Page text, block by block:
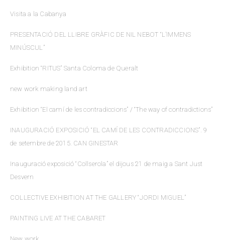
Visita a la Cabanya
PRESENTACIÓ DEL LLIBRE GRÀFIC DE NIL NEBOT “L’IMMENS
MINÚSCUL”
Exhibition “RITUS” Santa Coloma de Queralt
new work making land art
Exhibition “El camí de les contradiccions” / “The way of contradictions”
INAUGURACIÓ EXPOSICIÓ “EL CAMÍ DE LES CONTRADICCIONS”. 9
de setembre de 2015. CAN GINESTAR
Inauguració exposició “Collserola” el dijous 21 de maig a Sant Just
Desvern
COLLECTIVE EXHIBITION AT THE GALLERY “JORDI MIGUEL”
PAINTING LIVE AT THE CABARET